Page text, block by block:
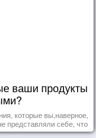
ваши продукты
которые вы,наверное,
представляли себе, что
в пищу.